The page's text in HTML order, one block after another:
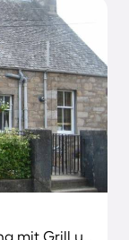
Familienfreundliche Ferienwohnung mit Grill und Garten | Bergblick